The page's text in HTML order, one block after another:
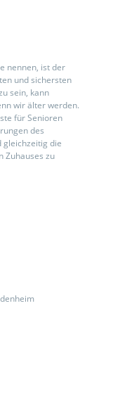
nennen, ist der
und sichersten
sein, kann
wir älter werden.
für Senioren
des
die
Zuhauses zu